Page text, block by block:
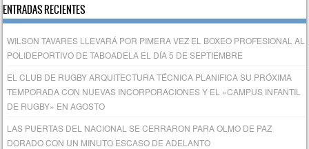
ENTRADAS RECIENTES
WILSON TAVARES LLEVARÁ POR PIMERA VEZ EL BOXEO PROFESIONAL AL
POLIDEPORTIVO DE TABOADELA EL DÍA 5 DE SEPTIEMBRE
EL CLUB DE RUGBY ARQUITECTURA TÉCNICA PLANIFICA SU PRÓXIMA
TEMPORADA CON NUEVAS INCORPORACIONES Y EL «CAMPUS INFANTIL
DE RUGBY» EN AGOSTO
LAS PUERTAS DEL NACIONAL SE CERRARON PARA OLMO DE PAZ
DORADO CON UN MINUTO ESCASO DE ADELANTO